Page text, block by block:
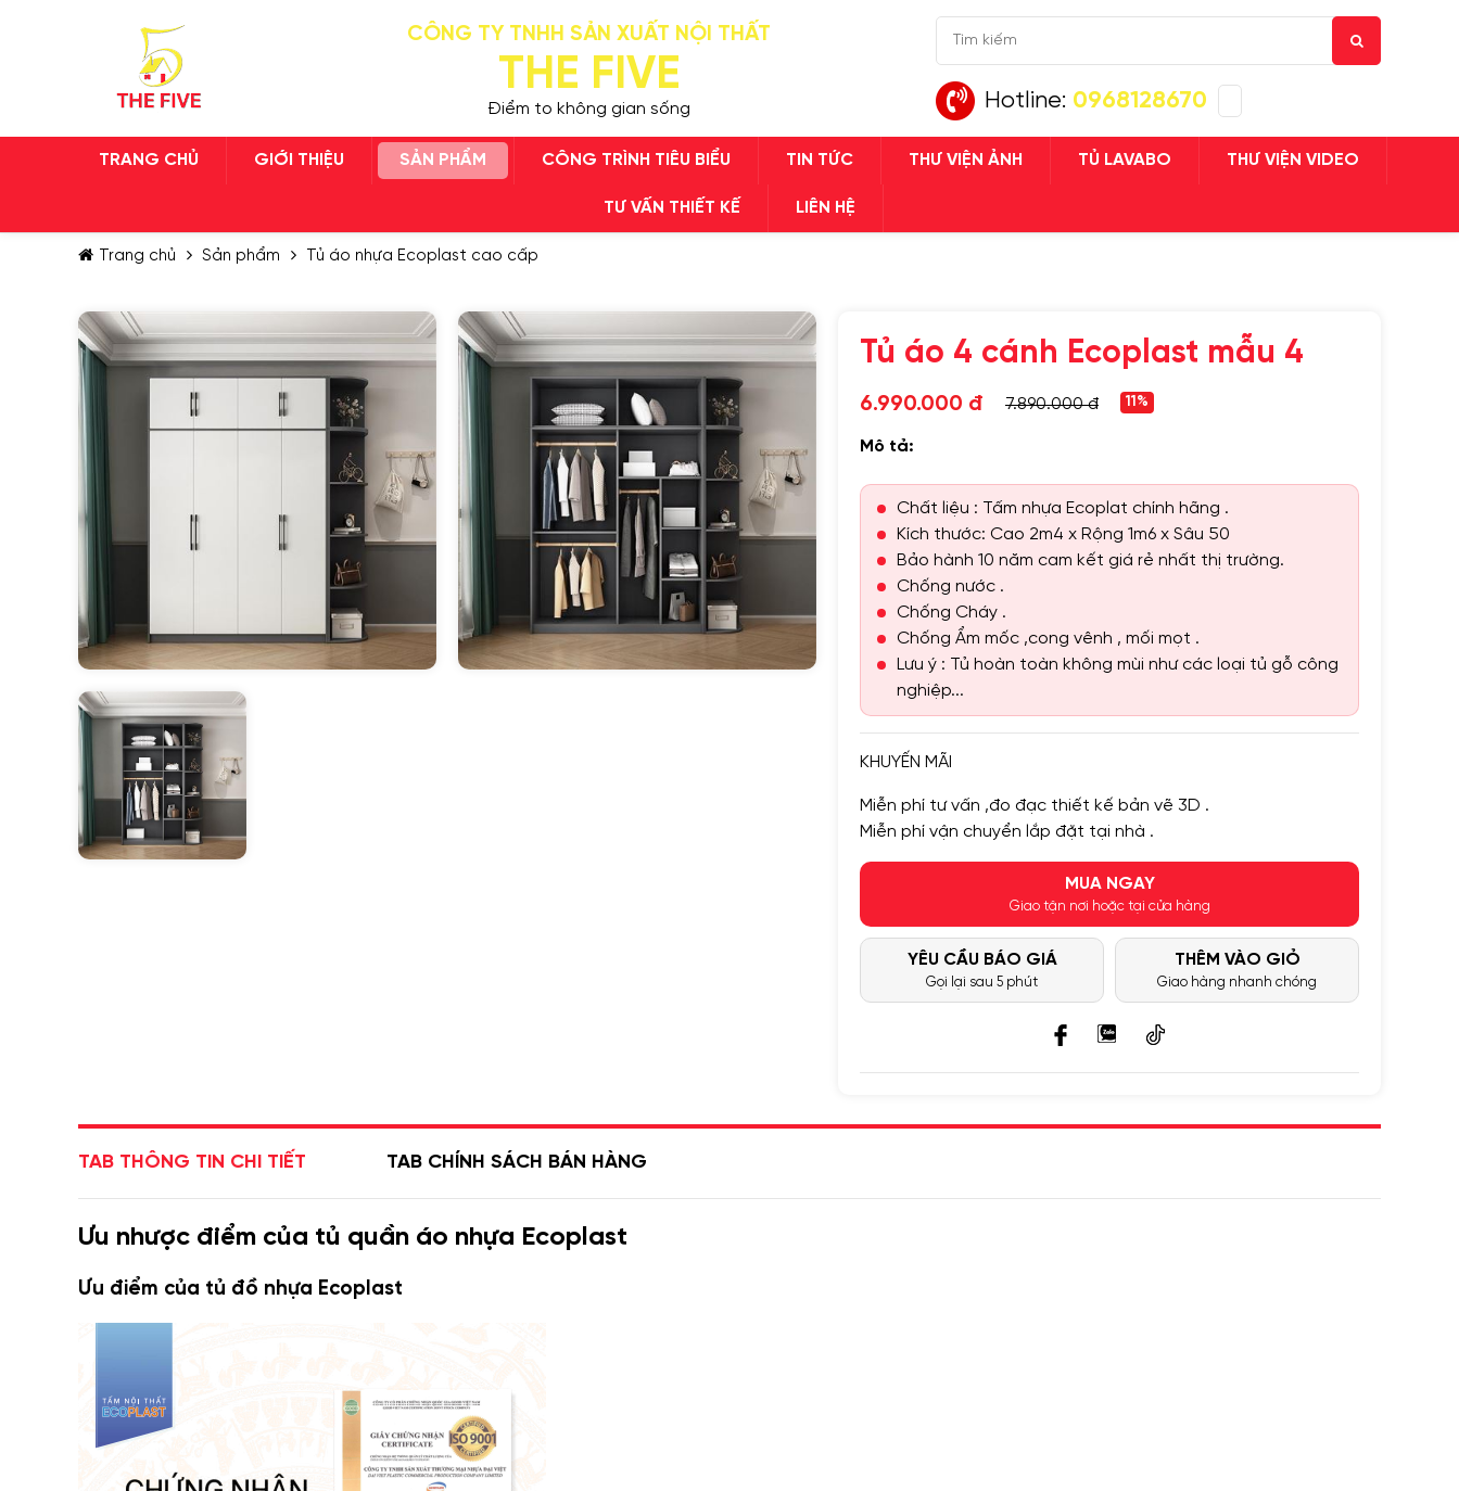
CÔNG TY TNHH SẢN XUẤT NỘI THẤT
THE FIVE
Điểm to không gian sống Hotline: 0968128670
TRANG CHỦ GIỚI THIỆU SẢN PHẨM CÔNG TRÌNH TIÊU BIỂU TIN TỨC THƯ VIỆN ẢNH TỦ LAVABO THƯ VIỆN VIDEO
TƯ VẤN THIẾT KẾ LIÊN HỆ
Trang chủ Sản phẩm Tủ áo nhựa Ecoplast cao cấp
Tủ áo 4 cánh Ecoplast mẫu 4
6.990.000 đ 7.890.000 đ 11%
Mô tả:
Chất liệu : Tấm nhựa Ecoplat chính hãng .
Kích thước: Cao 2m4 x Rộng 1m6 x Sâu 50
Bảo hành 10 năm cam kết giá rẻ nhất thị trường.
Chống nước .
Chống Cháy .
Chống Ẩm mốc ,cong vênh , mối mọt .
Lưu ý : Tủ hoàn toàn không mùi như các loại tủ gỗ công
nghiệp...
KHUYẾN MÃI
Miễn phí tư vấn ,đo đạc thiết kế bản vẽ 3D .
Miễn phí vận chuyển lắp đặt tại nhà .
MUA NGAY
Giao tận nơi hoặc tại cửa hàng
YÊU CẦU BÁO GIÁ
Gọi lại sau 5 phút
THÊM VÀO GIỎ
Giao hàng nhanh chóng
TAB THÔNG TIN CHI TIẾT TAB CHÍNH SÁCH BÁN HÀNG
Ưu nhược điểm của tủ quần áo nhựa Ecoplast
Ưu điểm của tủ đồ nhựa Ecoplast